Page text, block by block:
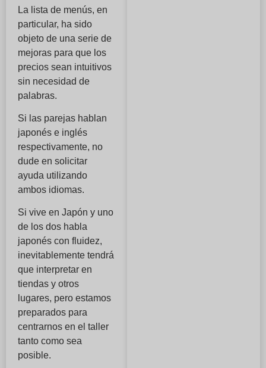
La lista de menús, en
particular, ha sido
objeto de una serie de
mejoras para que los
precios sean intuitivos
sin necesidad de
palabras.
Si las parejas hablan
japonés e inglés
respectivamente, no
dude en solicitar
ayuda utilizando
ambos idiomas.
Si vive en Japón y uno
de los dos habla
japonés con fluidez,
inevitablemente tendrá
que interpretar en
tiendas y otros
lugares, pero estamos
preparados para
centrarnos en el taller
tanto como sea
posible.